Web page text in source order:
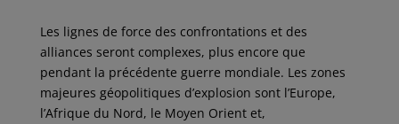
Les lignes de force des confrontations et des
alliances seront complexes, plus encore que
pendant la précédente guerre mondiale. Les zones
majeures géopolitiques d’explosion sont l’Europe,
l’Afrique du Nord, le Moyen Orient et,